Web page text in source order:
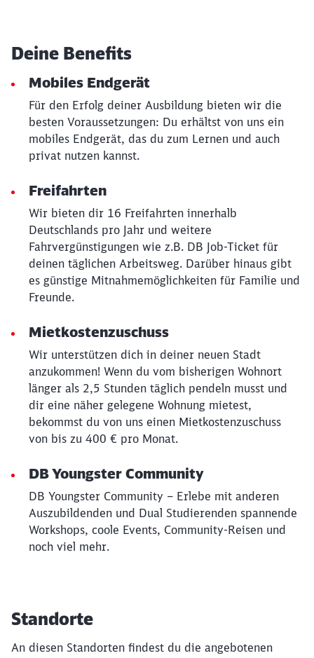
Deine Benefits
Mobiles Endgerät
Für den Erfolg deiner Ausbildung bieten wir die
besten Voraussetzungen: Du erhältst von uns ein
mobiles Endgerät, das du zum Lernen und auch
privat nutzen kannst.
Freifahrten
Wir bieten dir 16 Freifahrten innerhalb
Deutschlands pro Jahr und weitere
Fahrvergünstigungen wie z.B. DB Job-Ticket für
deinen täglichen Arbeitsweg. Darüber hinaus gibt
es günstige Mitnahmemöglichkeiten für Familie und
Freunde.
Mietkostenzuschuss
Wir unterstützen dich in deiner neuen Stadt
anzukommen! Wenn du vom bisherigen Wohnort
länger als 2,5 Stunden täglich pendeln musst und
dir eine näher gelegene Wohnung mietest,
bekommst du von uns einen Mietkostenzuschuss
von bis zu 400 € pro Monat.
DB Youngster Community
DB Youngster Community – Erlebe mit anderen
Auszubildenden und Dual Studierenden spannende
Workshops, coole Events, Community-Reisen und
noch viel mehr.
Standorte
An diesen Standorten findest du die angebotenen
werden?
Abbrechen